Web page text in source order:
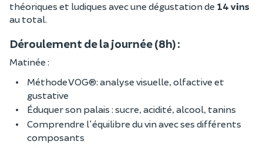
théoriques et ludiques avec une dégustation de 14 vins
au total.
Déroulement de la journée (8h) :
Matinée :
Méthode VOG®: analyse visuelle, olfactive et
gustative
Éduquer son palais : sucre, acidité, alcool, tanins
Comprendre l'équilibre du vin avec ses différents
composants